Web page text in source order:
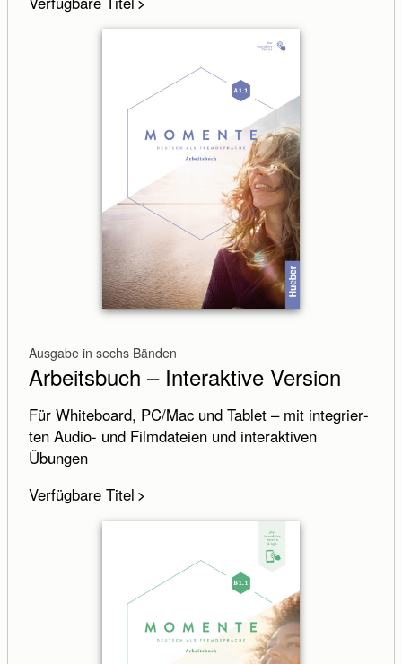
Ausgabe in sechs Bänden
Arbeitsbuch – Interaktive Version
Für Whiteboard, PC/Mac und Tablet – mit inte­grier­
ten Audio- und Film­dateien und inter­aktiven
Übungen
Verfügbare Titel